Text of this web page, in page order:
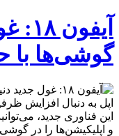
گوشی‌ها با حافظه ۲
این فناوری جدید،
و اپلیکیشن‌ها را در